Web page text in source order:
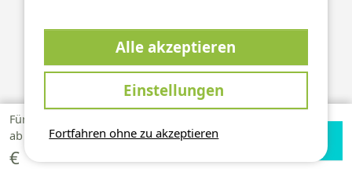
Für 1 Woche
ab
139,50
€
Verfügbarkeiten
ALLGEMEINE NUTZUNGSBEDINGUNGEN
DATENSCHUTZERKLÄRUNGCOOKIESIMPRESSUM
Sichere und zuverlässige Zahlungsabwicklung
Fortfahren ohne zu akzeptieren
Alle akzeptieren
Einstellungen